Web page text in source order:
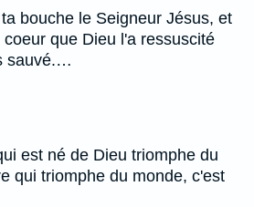
bouche le Seigneur Jésus, et
que Dieu l'a ressuscité
sauvé.…
est né de Dieu triomphe du
qui triomphe du monde, c'est